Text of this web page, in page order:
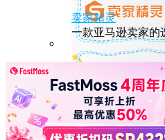
卖家精灵
一款亚马逊卖家的
HostEase
性能出众的高性